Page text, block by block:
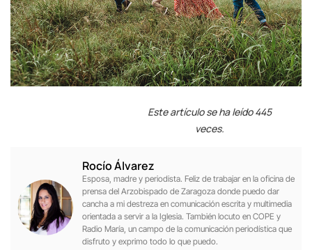
Este artículo se ha leído 445
veces.
Rocío Álvarez
Esposa, madre y periodista. Feliz de trabajar en la oficina de
prensa del Arzobispado de Zaragoza donde puedo dar
cancha a mi destreza en comunicación escrita y multimedia
orientada a servir a la Iglesia. También locuto en COPE y
Radio María, un campo de la comunicación periodística que
disfruto y exprimo todo lo que puedo.